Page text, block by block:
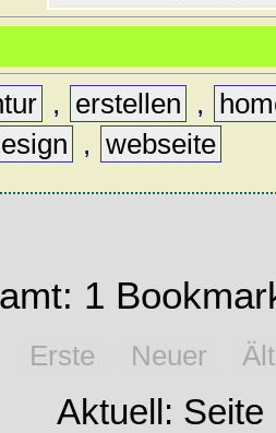
, erstellen ,
, webseite
1
Erste Neuer
Aktuell: Seite